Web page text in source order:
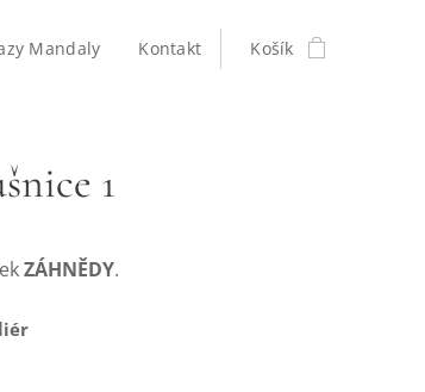
Mandaly Kontakt Košík
1
ZÁHNĚDY.